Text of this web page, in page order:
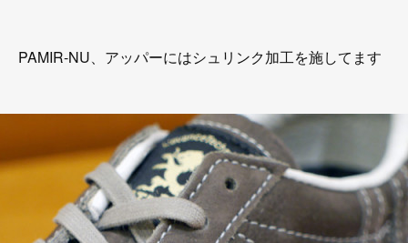
PAMIR-NU、アッパーにはシュリンク加工を施してます